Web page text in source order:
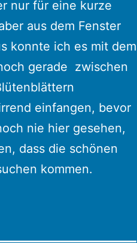
nur für eine kurze
aus dem Fenster
konnte ich es mit dem
gerade zwischen
einfangen, bevor
nie hier gesehen,
dass die schönen
kommen.